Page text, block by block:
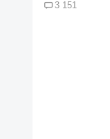
3 151